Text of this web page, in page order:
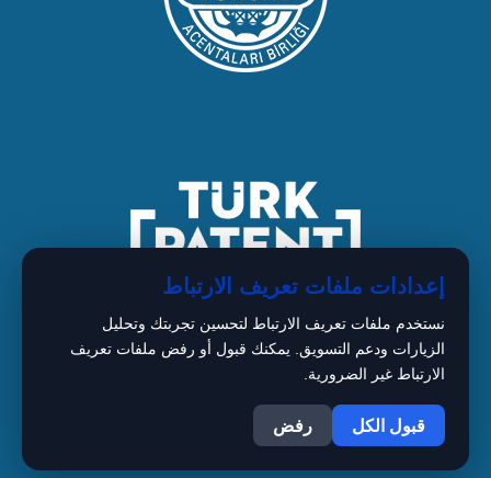
Copyright © 2026 BIMARISTAN
Istanbul
إعدادات ملفات تعريف الارتباط
نستخدم ملفات تعريف الارتباط لتحسين تجربتك وتحليل
الزيارات ودعم التسويق. يمكنك قبول أو رفض ملفات تعريف
الارتباط غير الضرورية.
قبول الكل رفض